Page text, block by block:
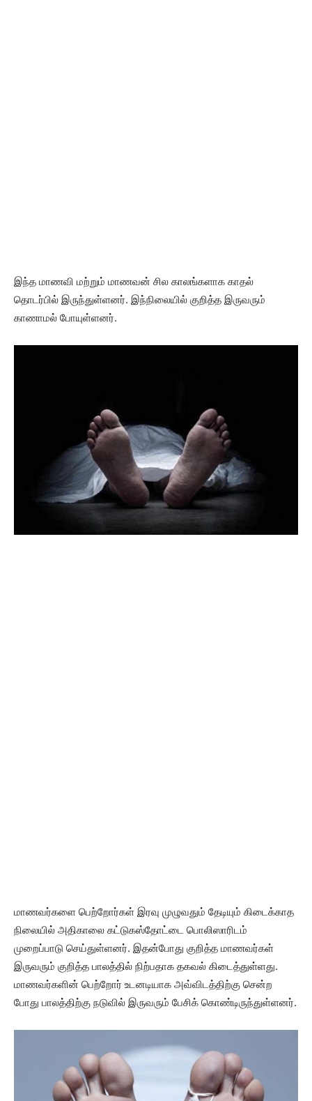
இந்த மாணவி மற்றும் மாணவன் சில காலங்களாக காதல்
தொடர்பில் இருந்துள்ளனர். இந்நிலையில் குறித்த இருவரும்
காணாமல் போயுள்ளனர்.
மாணவர்களை பெற்றோர்கள் இரவு முழுவதும் தேடியும் கிடைக்காத
நிலையில் அதிகாலை கட்டுகஸ்தோட்டை பொலிஸாரிடம்
முறைப்பாடு செய்துள்ளனர். இதன்போது குறித்த மாணவர்கள்
இருவரும் குறித்த பாலத்தில் நிற்பதாக தகவல் கிடைத்துள்ளது.
மாணவர்களின் பெற்றோர் உடனடியாக அவ்விடத்திற்கு சென்ற
போது பாலத்திற்கு நடுவில் இருவரும் பேசிக் கொண்டிருந்துள்ளனர்.